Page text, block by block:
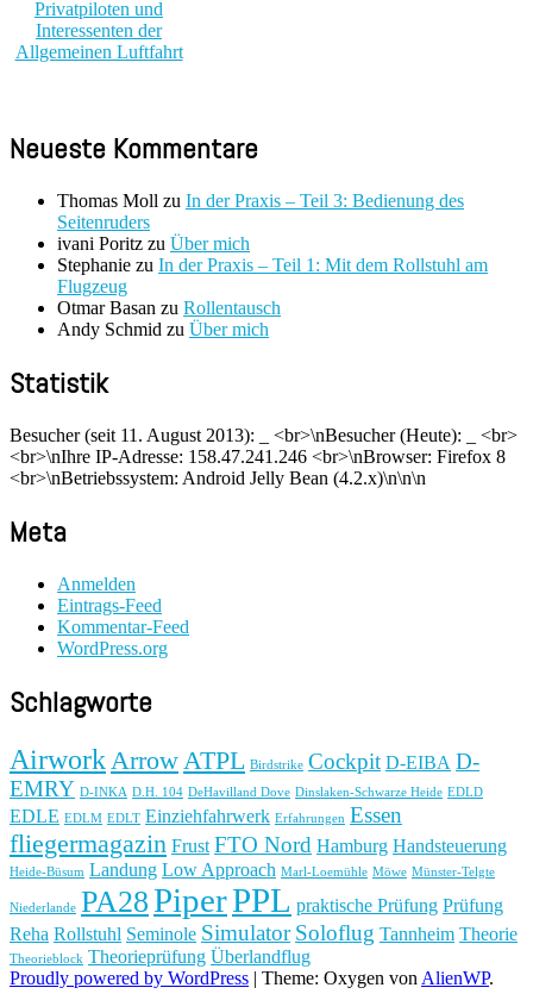
Neueste Kommentare
Thomas Moll zu In der Praxis – Teil 3: Bedienung des
Seitenruders
ivani Poritz zu Über mich
Stephanie zu In der Praxis – Teil 1: Mit dem Rollstuhl am
Flugzeug
Otmar Basan zu Rollentausch
Andy Schmid zu Über mich
Statistik
Besucher (seit 11. August 2013): <br>\nBesucher (Heute):
<br>
<br>\nIhre IP-Adresse: 158.47.241.246 <br>\nBrowser: Firefox 8
<br>\nBetriebssystem: Android Jelly Bean (4.2.x)\n\n\n
Meta
Anmelden
Eintrags-Feed
Kommentar-Feed
WordPress.org
Schlagworte
AirworkArrowATPL Birdstrike Cockpit D-EIBA D-
EMRY D-INKA D.H. 104 DeHavilland Dove Dinslaken-Schwarze Heide EDLD
EDLE EDLM EDLT Einziehfahrwerk Erfahrungen Essen
fliegermagazin Frust FTO Nord Hamburg Handsteuerung
Heide-Büsum Landung Low Approach Marl-Loemühle Möwe Münster-Telgte
Niederlande PA28PiperPPL praktische Prüfung Prüfung
Reha Rollstuhl Seminole Simulator Soloflug Tannheim Theorie
Theorieblock Theorieprüfung Überlandflug
Proudly powered by WordPress | Theme: Oxygen vonAlienWP.